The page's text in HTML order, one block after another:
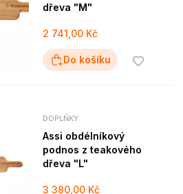
dřeva "M"
2 741,00 Kč
Do košíku
DOPLŇKY
Assi obdélníkový
podnos z teakového
dřeva "L"
3 380,00 Kč